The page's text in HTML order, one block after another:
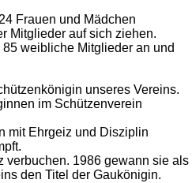
Frauen und Mädchen
Mitglieder auf sich ziehen.
weibliche Mitglieder an und
unseres Vereins.
im Schützenverein
mit Ehrgeiz und Disziplin
verbuchen. 1986 gewann sie als
den Titel der Gaukönigin.